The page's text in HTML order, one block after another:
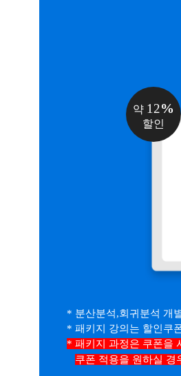
약 12%
할인
* 분산분석,회귀분석 개
* 패키지 강의는 할인쿠
* 패키지 과정은 쿠폰을
쿠폰 적용을 원하실 경